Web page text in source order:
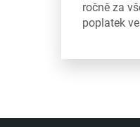
ročně za
poplatek